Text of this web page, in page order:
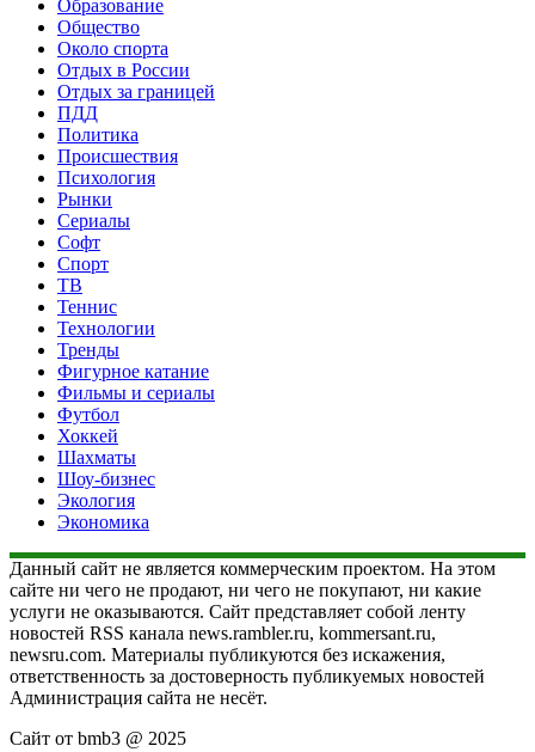
Образование
Общество
Около спорта
Отдых в России
Отдых за границей
ПДД
Политика
Происшествия
Психология
Рынки
Сериалы
Софт
Спорт
ТВ
Теннис
Технологии
Тренды
Фигурное катание
Фильмы и сериалы
Футбол
Хоккей
Шахматы
Шоу-бизнес
Экология
Экономика
Данный сайт не является коммерческим проектом. На этом
сайте ни чего не продают, ни чего не покупают, ни какие
услуги не оказываются. Сайт представляет собой ленту
новостей RSS канала news.rambler.ru, kommersant.ru,
newsru.com. Материалы публикуются без искажения,
ответственность за достоверность публикуемых новостей
Администрация сайта не несёт.
Сайт от bmb3 @ 2025